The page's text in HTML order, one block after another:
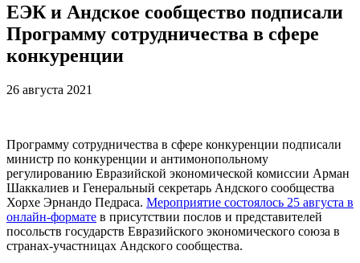
ЕЭК и Андское сообщество подписали
Программу сотрудничества в сфере
конкуренции
26 августа 2021
Программу сотрудничества в сфере конкуренции подписали
министр по конкуренции и антимонопольному
регулированию Евразийской экономической комиссии Арман
Шаккалиев и Генеральный секретарь Андского сообщества
Хорхе Эрнандо Педраса. Мероприятие состоялось 25 августа в
онлайн-формате в присутствии послов и представителей
посольств государств Евразийского экономического союза в
странах-участницах Андского сообщества.